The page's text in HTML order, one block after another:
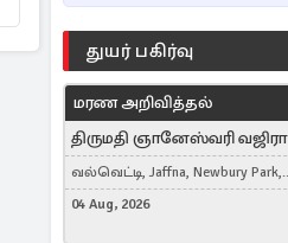
துயர் பகிர்வு
மரண அறிவித்தல்
திருமதி ஞானேஸ்வரி வஜிரா
வல்வெட்டி, Jaffna, Newbury Park,
United Kingdom
04 Aug, 2026